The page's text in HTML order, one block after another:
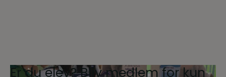
Er du elev? Bliv medlem for kun